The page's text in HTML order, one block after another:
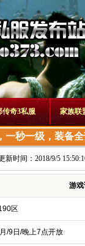
传奇3私服 家族联
一秒一级，装备
新时间：2018/9/5
游
区
/9日/晚上7点开放